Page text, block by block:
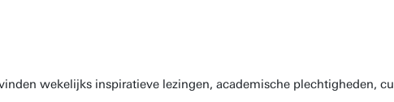
wekelijks inspiratieve lezingen, academische plechtigheden,